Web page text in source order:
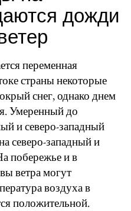
дожди
переменная
страны некоторые
снег, однако днем
Умеренный до
и северо-западный
северо-западный и
побережье и в
ветра могут
воздуха в
положительной.